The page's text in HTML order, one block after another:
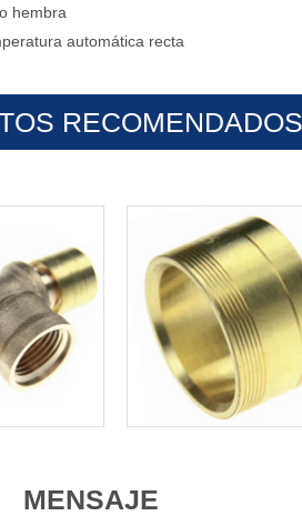
hembra
automática recta
RECOMENDADOS
MENSAJE